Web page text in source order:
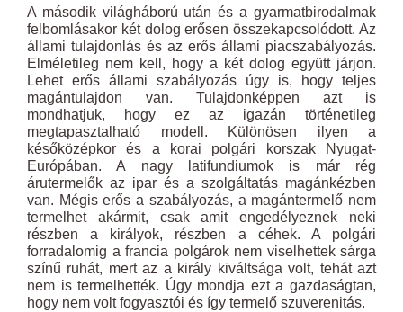
A második világháború után és a gyarmatbirodalmak
felbomlásakor két dolog erősen összekapcsolódott. Az
állami tulajdonlás és az erős állami piacszabályozás.
Elméletileg nem kell, hogy a két dolog együtt járjon.
Lehet erős állami szabályozás úgy is, hogy teljes
magántulajdon van. Tulajdonképpen azt is
mondhatjuk, hogy ez az igazán történetileg
megtapasztalható modell. Különösen ilyen a
későközépkor és a korai polgári korszak Nyugat-
Európában. A nagy latifundiumok is már rég
árutermelők az ipar és a szolgáltatás magánkézben
van. Mégis erős a szabályozás, a magántermelő nem
termelhet akármit, csak amit engedélyeznek neki
részben a királyok, részben a céhek. A polgári
forradalomig a francia polgárok nem viselhettek sárga
színű ruhát, mert az a király kiváltsága volt, tehát azt
nem is termelhették. Úgy mondja ezt a gazdaságtan,
hogy nem volt fogyasztói és így termelő szuverenitás.